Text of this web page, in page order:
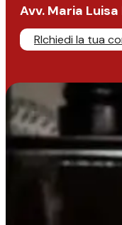
Avv. Maria
RIchiedi la tua